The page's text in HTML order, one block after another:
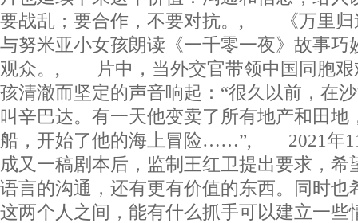
要战乱；要合作，不要对抗。, 《万里归
与努米亚小女孩朗读《一千零一夜》故事巧
观众。, 片中，当外交官带领中国同胞艰
孩清澈而坚定的声音响起：“很久以前，在
叫辛巴达。有一天他变卖了所有地产和田地
船，开始了他的海上冒险……”, 2021年
成又一稿剧本后，监制王红卫提出要求，希
语言的沟通，还有更有价值的东西。同时也
这两个人之间，能有什么抓手可以建立